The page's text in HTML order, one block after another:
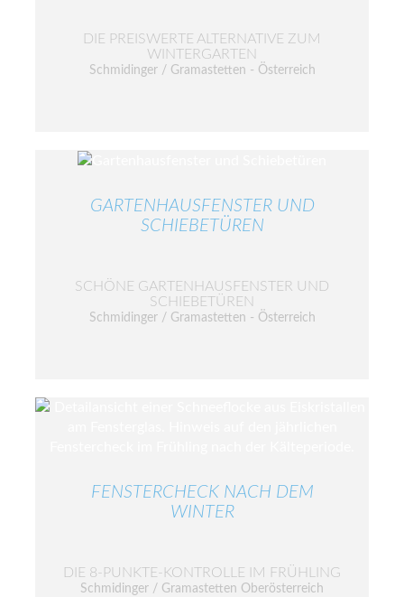
DIE PREISWERTE ALTERNATIVE ZUM
WINTERGARTEN
Schmidinger / Gramastetten - Österreich
GARTENHAUSFENSTER UND
SCHIEBETÜREN
SCHÖNE GARTENHAUSFENSTER UND
SCHIEBETÜREN
Schmidinger / Gramastetten - Österreich
FENSTERCHECK NACH DEM
WINTER
DIE 8-PUNKTE-KONTROLLE IM FRÜHLING
Schmidinger / Gramastetten Oberösterreich